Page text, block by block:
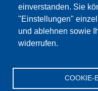
einverstanden. Sie
"Einstellungen"
und ablehnen sowie
widerrufen.
COOKIE-
Alle